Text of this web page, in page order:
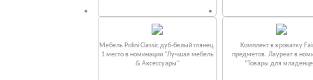
Мебель Polini Classic дуб-белый глянец.
1 место в номинации "Лучшая мебель
& Аксессуары"
Комплект в кроватку
предметов. Лауреат в
“Товары для